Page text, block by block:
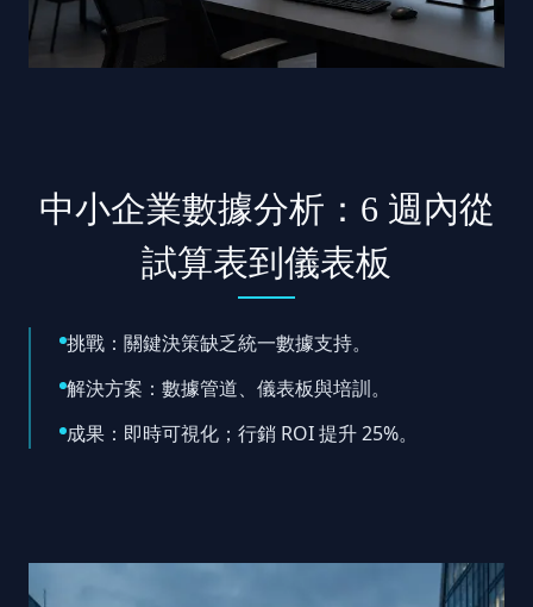
中小企業數據分析：6 週內從
試算表到儀表板
挑戰：關鍵決策缺乏統一數據支持。
解決方案：數據管道、儀表板與培訓。
成果：即時可視化；行銷 ROI 提升 25%。